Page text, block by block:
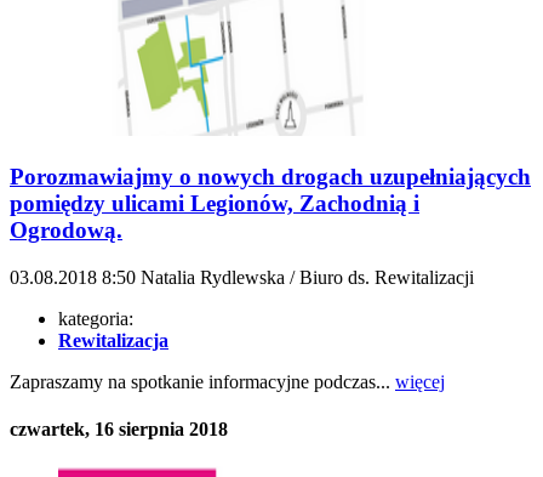
Porozmawiajmy o nowych drogach uzupełniających
pomiędzy ulicami Legionów, Zachodnią i
Ogrodową.
03.08.2018 8:50 Natalia Rydlewska / Biuro ds. Rewitalizacji
kategoria:
Rewitalizacja
Zapraszamy na spotkanie informacyjne podczas... więcej
czwartek, 16 sierpnia 2018